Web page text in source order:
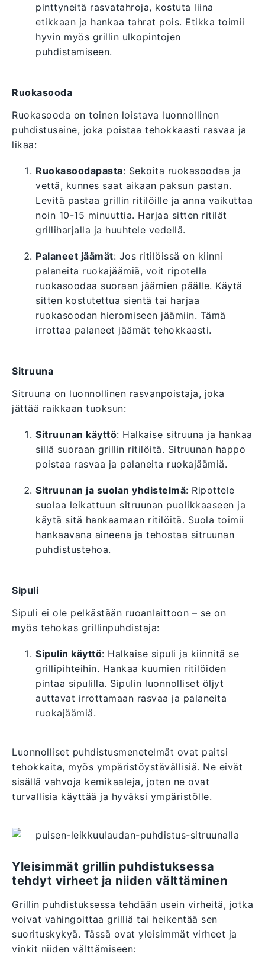
pinttyneitä rasvatahroja, kostuta liina
etikkaan ja hankaa tahrat pois. Etikka toimii
hyvin myös grillin ulkopintojen
puhdistamiseen.
Ruokasooda
Ruokasooda on toinen loistava luonnollinen
puhdistusaine, joka poistaa tehokkaasti rasvaa ja
likaa:
Ruokasoodapasta: Sekoita ruokasoodaa ja
vettä, kunnes saat aikaan paksun pastan.
Levitä pastaa grillin ritilöille ja anna vaikuttaa
noin 10-15 minuuttia. Harjaa sitten ritilät
grilliharjalla ja huuhtele vedellä.
Palaneet jäämät: Jos ritilöissä on kiinni
palaneita ruokajäämiä, voit ripotella
ruokasoodaa suoraan jäämien päälle. Käytä
sitten kostutettua sientä tai harjaa
ruokasoodan hieromiseen jäämiin. Tämä
irrottaa palaneet jäämät tehokkaasti.
Sitruuna
Sitruuna on luonnollinen rasvanpoistaja, joka
jättää raikkaan tuoksun:
Sitruunan käyttö: Halkaise sitruuna ja hankaa
sillä suoraan grillin ritilöitä. Sitruunan happo
poistaa rasvaa ja palaneita ruokajäämiä.
Sitruunan ja suolan yhdistelmä: Ripottele
suolaa leikattuun sitruunan puolikkaaseen ja
käytä sitä hankaamaan ritilöitä. Suola toimii
hankaavana aineena ja tehostaa sitruunan
puhdistustehoa.
Sipuli
Sipuli ei ole pelkästään ruoanlaittoon – se on
myös tehokas grillinpuhdistaja:
Sipulin käyttö: Halkaise sipuli ja kiinnitä se
grillipihteihin. Hankaa kuumien ritilöiden
pintaa sipulilla. Sipulin luonnolliset öljyt
auttavat irrottamaan rasvaa ja palaneita
ruokajäämiä.
Luonnolliset puhdistusmenetelmät ovat paitsi
tehokkaita, myös ympäristöystävällisiä. Ne eivät
sisällä vahvoja kemikaaleja, joten ne ovat
turvallisia käyttää ja hyväksi ympäristölle.
Yleisimmät grillin puhdistuksessa
tehdyt virheet ja niiden välttäminen
Grillin puhdistuksessa tehdään usein virheitä, jotka
voivat vahingoittaa grilliä tai heikentää sen
suorituskykyä. Tässä ovat yleisimmät virheet ja
vinkit niiden välttämiseen: